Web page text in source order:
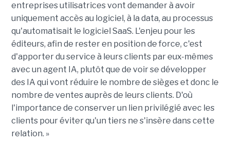
entreprises utilisatrices vont demander à avoir
uniquement accès au logiciel, à la data, au processus
qu'automatisait le logiciel SaaS. L'enjeu pour les
éditeurs, afin de rester en position de force, c'est
d'apporter du service à leurs clients par eux-mêmes
avec un agent IA, plutôt que de voir se développer
des IA qui vont réduire le nombre de sièges et donc le
nombre de ventes auprès de leurs clients. D'où
l'importance de conserver un lien privilégié avec les
clients pour éviter qu'un tiers ne s'insère dans cette
relation. »